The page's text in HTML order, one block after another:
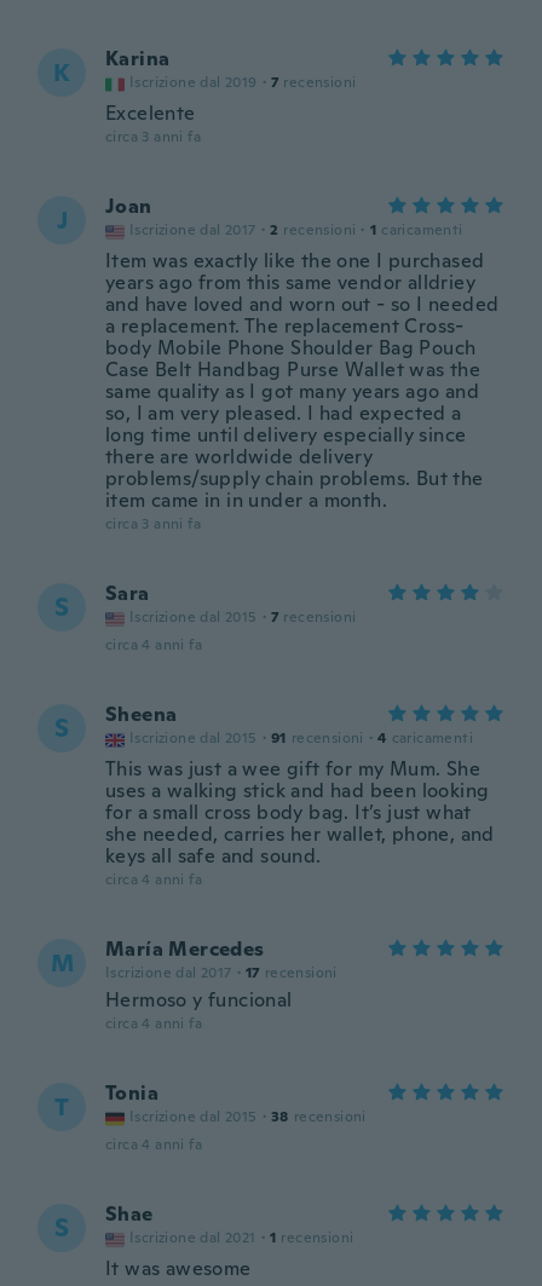
K Karina
Iscrizione dal 2019 · 7 recensioni
Excelente
circa 3 anni fa
J Joan
Iscrizione dal 2017 · 2 recensioni · 1 caricamenti
Item was exactly like the one I purchased
years ago from this same vendor alldriey
and have loved and worn out - so I needed
a replacement. The replacement Cross-
body Mobile Phone Shoulder Bag Pouch
Case Belt Handbag Purse Wallet was the
same quality as I got many years ago and
so, I am very pleased. I had expected a
long time until delivery especially since
there are worldwide delivery
problems/supply chain problems. But the
item came in in under a month.
circa 3 anni fa
S Sara
Iscrizione dal 2015 · 7 recensioni
circa 4 anni fa
S Sheena
Iscrizione dal 2015 · 91 recensioni · 4 caricamenti
This was just a wee gift for my Mum. She
uses a walking stick and had been looking
for a small cross body bag. It’s just what
she needed, carries her wallet, phone, and
keys all safe and sound.
circa 4 anni fa
M María Mercedes
Iscrizione dal 2017 · 17 recensioni
Hermoso y funcional
circa 4 anni fa
T Tonia
Iscrizione dal 2015 · 38 recensioni
circa 4 anni fa
S Shae
Iscrizione dal 2021 · 1 recensioni
It was awesome